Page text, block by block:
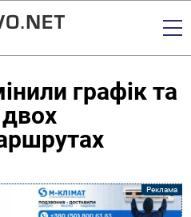
графік та